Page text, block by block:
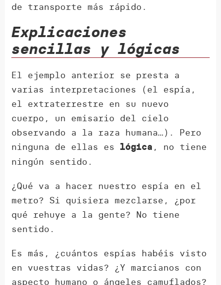
de transporte más rápido.
Explicaciones
sencillas y lógicas
El ejemplo anterior se presta a
varias interpretaciones (el espía,
el extraterrestre en su nuevo
cuerpo, un emisario del cielo
observando a la raza humana…). Pero
ninguna de ellas eslógica , no tiene
ningún sentido.
¿Qué va a hacer nuestro espía en el
metro? Si quisiera mezclarse, ¿por
qué rehuye a la gente? No tiene
sentido.
Es más, ¿cuántos espías habéis visto
en vuestras vidas? ¿Y marcianos con
aspecto humano o ángeles camuflados?